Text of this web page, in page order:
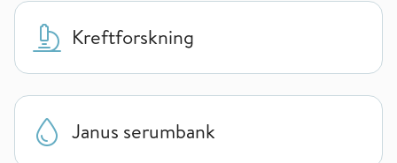
Kreftforskning
Janus serumbank